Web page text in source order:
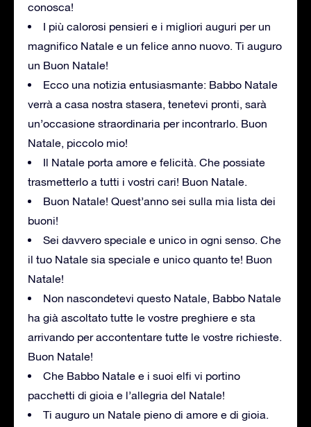
conosca!
I più calorosi pensieri e i migliori auguri per un
magnifico Natale e un felice anno nuovo. Ti auguro
un Buon Natale!
Ecco una notizia entusiasmante: Babbo Natale
verrà a casa nostra stasera, tenetevi pronti, sarà
un’occasione straordinaria per incontrarlo. Buon
Natale, piccolo mio!
Il Natale porta amore e felicità. Che possiate
trasmetterlo a tutti i vostri cari! Buon Natale.
Buon Natale! Quest’anno sei sulla mia lista dei
buoni!
Sei davvero speciale e unico in ogni senso. Che
il tuo Natale sia speciale e unico quanto te! Buon
Natale!
Non nascondetevi questo Natale, Babbo Natale
ha già ascoltato tutte le vostre preghiere e sta
arrivando per accontentare tutte le vostre richieste.
Buon Natale!
Che Babbo Natale e i suoi elfi vi portino
pacchetti di gioia e l’allegria del Natale!
Ti auguro un Natale pieno di amore e di gioia.